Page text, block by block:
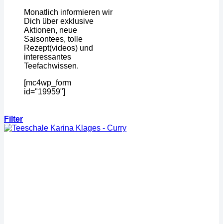
Monatlich informieren wir
Dich über exklusive
Aktionen, neue
Saisontees, tolle
Rezept(videos) und
interessantes
Teefachwissen.
[mc4wp_form
id="19959"]
Filter